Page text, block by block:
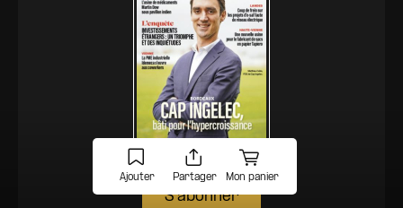
Ajouter Partager Mon panier
S'abonner